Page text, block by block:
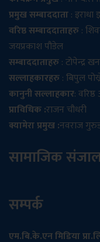
प्रमुख सम्बाददाता: इराधा
वरिष्ठ सम्बाददाताहरु:
जयप्रकाश पौडेल
सम्बाददाताहरु: टोपेन्द्र
सल्लाहकारहरु: बिपुल
कानुनी सल्लाहकार:
प्राविधिक :राजन चौधरी
क्यामेरा प्रमुख :नवराज
सामाजिक
सम्पर्क
एम.बि.के.एन मिडिया